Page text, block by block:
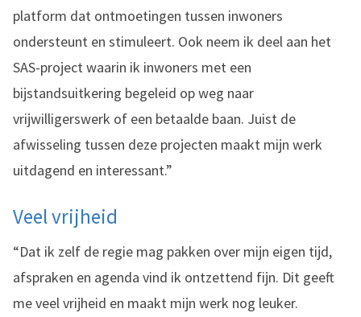
platform dat ontmoetingen tussen inwoners
ondersteunt en stimuleert. Ook neem ik deel aan het
SAS-project waarin ik inwoners met een
bijstandsuitkering begeleid op weg naar
vrijwilligerswerk of een betaalde baan. Juist de
afwisseling tussen deze projecten maakt mijn werk
uitdagend en interessant.”
Veel vrijheid
“Dat ik zelf de regie mag pakken over mijn eigen tijd,
afspraken en agenda vind ik ontzettend fijn. Dit geeft
me veel vrijheid en maakt mijn werk nog leuker.